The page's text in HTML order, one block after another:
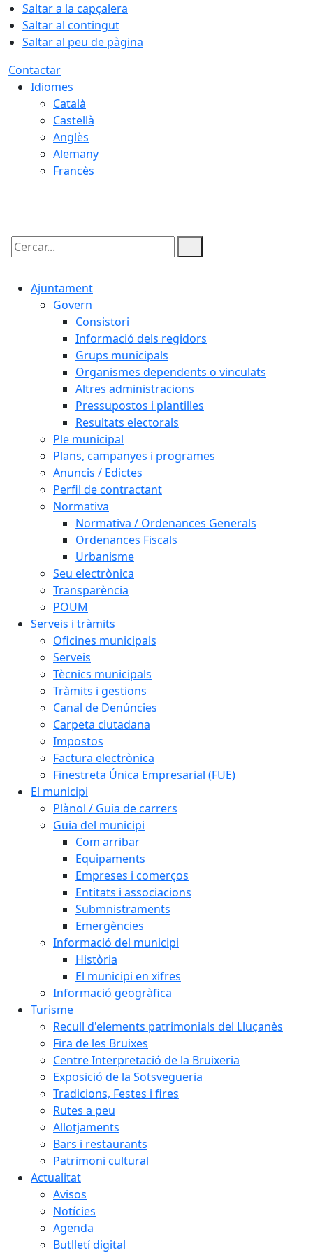
Saltar a la capçalera
Saltar al contingut
Saltar al peu de pàgina
Contactar
Idiomes
Català
Castellà
Anglès
Alemany
Francès
Cercar:
Ajuntament
Govern
Consistori
Informació dels regidors
Grups municipals
Organismes dependents o vinculats
Altres administracions
Pressupostos i plantilles
Resultats electorals
Ple municipal
Plans, campanyes i programes
Anuncis / Edictes
Perfil de contractant
Normativa
Normativa / Ordenances Generals
Ordenances Fiscals
Urbanisme
Seu electrònica
Transparència
POUM
Serveis i tràmits
Oficines municipals
Serveis
Tècnics municipals
Tràmits i gestions
Canal de Denúncies
Carpeta ciutadana
Impostos
Factura electrònica
Finestreta Única Empresarial (FUE)
El municipi
Plànol / Guia de carrers
Guia del municipi
Com arribar
Equipaments
Empreses i comerços
Entitats i associacions
Submnistraments
Emergències
Informació del municipi
Història
El municipi en xifres
Informació geogràfica
Turisme
Recull d'elements patrimonials del Lluçanès
Fira de les Bruixes
Centre Interpretació de la Bruixeria
Exposició de la Sotsvegueria
Tradicions, Festes i fires
Rutes a peu
Allotjaments
Bars i restaurants
Patrimoni cultural
Actualitat
Avisos
Notícies
Agenda
Butlletí digital